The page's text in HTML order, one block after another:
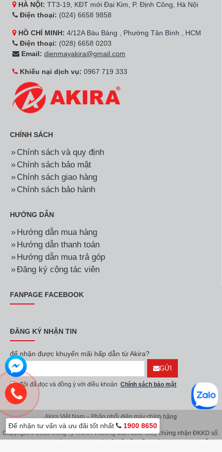
HÀ NỘI: TT3-19, KĐT mới Đại Kim, P. Định Công, Hà Nội
Điện thoại: (024) 6658 9858
HỒ CHÍ MINH: 4/12A Bàu Bàng , Phường Tân Bình , HCM
Điện thoại: (028) 6658 0203
Email: dienmayakira@gmail.com
Khiếu nại dịch vụ: 0967 719 333
CHÍNH SÁCH
Chính sách và quy định
Chính sách bảo mật
Chính sách giao hàng
Chính sách bảo hành
HƯỚNG DẪN
Hướng dẫn mua hàng
Hướng dẫn thanh toán
Hướng dẫn mua trả góp
Đăng ký cộng tác viên
FANPAGE FACEBOOK
ĐĂNG KÝ NHẬN TIN
để nhận được khuyến mãi hấp dẫn từ Akira?
GỬI
Tôi đã đọc và đồng ý với điều khoản Chính sách bảo mật
Akira Việt Nam – Phân phối điện máy chính hãng
Copyright © 2018 Công Ty TNHH Thương Mại Akira. Giấy chứng nhận ĐKKD số:
Để nhận tư vấn và ưu đãi tốt nhất 1900 8650